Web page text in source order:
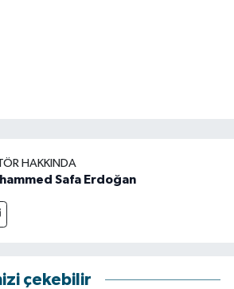
HAKKINDA
Safa Erdoğan
çekebilir